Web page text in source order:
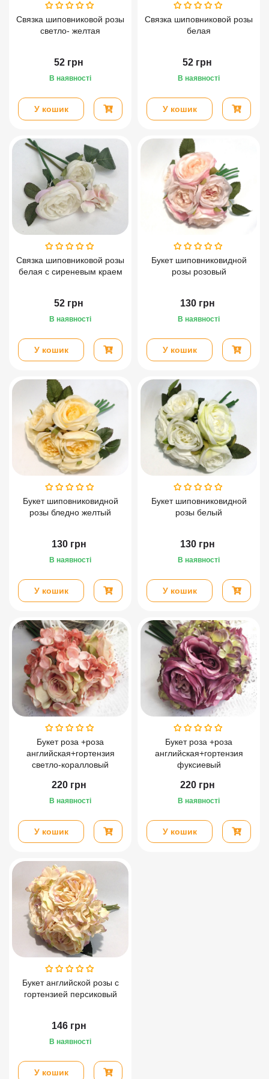
Связка шиповниковой розы
светло- желтая
52 грн
В наявності
У кошик
Связка шиповниковой розы
белая
52 грн
В наявності
У кошик
Связка шиповниковой розы
белая с сиреневым краем
52 грн
В наявності
У кошик
Букет шиповниковидной
розы розовый
130 грн
В наявності
У кошик
Букет шиповниковидной
розы бледно желтый
130 грн
В наявності
У кошик
Букет шиповниковидной
розы белый
130 грн
В наявності
У кошик
Букет роза +роза
английская+гортензия
светло-коралловый
220 грн
В наявності
У кошик
Букет роза +роза
английская+гортензия
фуксиевый
220 грн
В наявності
У кошик
Букет английской розы с
гортензией персиковый
146 грн
В наявності
У кошик